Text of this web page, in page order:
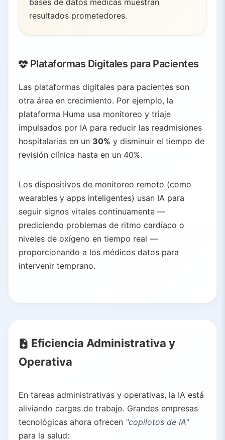
bases de datos médicas muestran
resultados prometedores.
Plataformas Digitales para Pacientes
Las plataformas digitales para pacientes son
otra área en crecimiento. Por ejemplo, la
plataforma Huma usa monitoreo y triaje
impulsados por IA para reducir las readmisiones
hospitalarias en un 30% y disminuir el tiempo de
revisión clínica hasta en un 40%.
Los dispositivos de monitoreo remoto (como
wearables y apps inteligentes) usan IA para
seguir signos vitales continuamente —
prediciendo problemas de ritmo cardíaco o
niveles de oxígeno en tiempo real —
proporcionando a los médicos datos para
intervenir temprano.
Eficiencia Administrativa y
Operativa
En tareas administrativas y operativas, la IA está
aliviando cargas de trabajo. Grandes empresas
tecnológicas ahora ofrecen "copilotos de IA"
para la salud: